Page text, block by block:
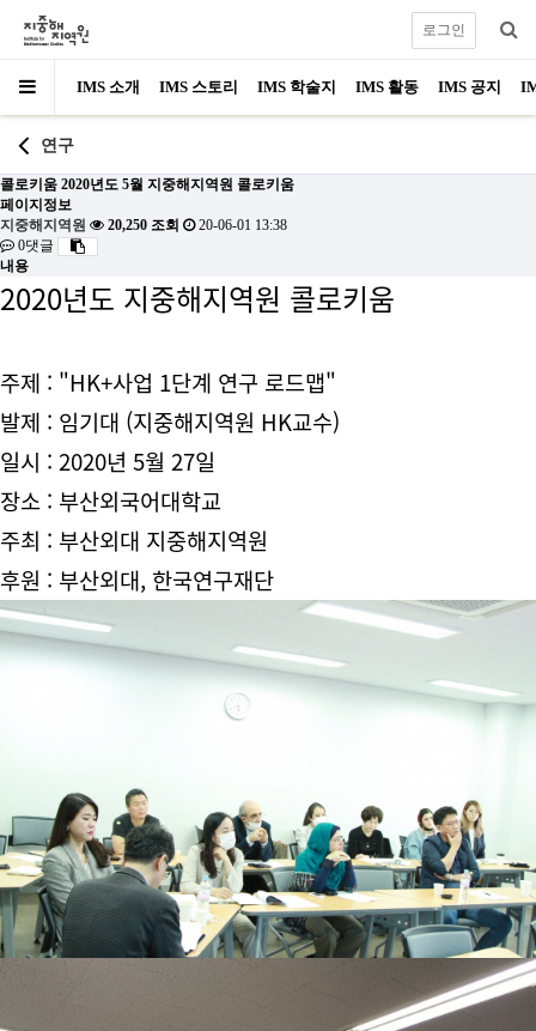
IMS 소개 IMS 스토리 IMS 학술지 IMS 활동 IMS 공지
로그인
연구
콜로키움 2020년도 5월 지중해지역원 콜로키움
페이지정보
지중해지역원
20,250 조회
20-06-01 13:38
0댓글
내용
2020년도 지중해지역원 콜로키움
주제 : "HK+사업 1단계 연구 로드맵"
발제 : 임기대 (지중해지역원 HK교수)
일시 : 2020년 5월 27일
장소 : 부산외국어대학교
주최 : 부산외대 지중해지역원
후원 : 부산외대, 한국연구재단